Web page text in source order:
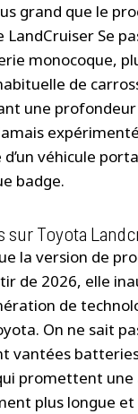
grand que le
LandCruiser Se
monocoque,
de
une
véhicule
badge.
sur Toyota
la version de
de 2026, elle
de
On ne sait
vantées
promettent
plus longue